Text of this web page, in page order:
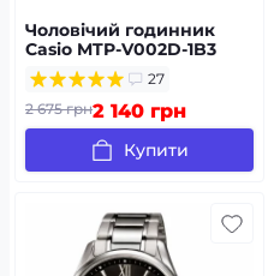
Чоловічий годинник
Casio MTP-V002D-1B3
27
2 675 грн2 140 грн
Купити